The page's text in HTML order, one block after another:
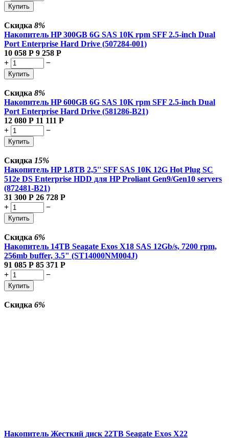
Купить
Скидка 8%
Накопитель HP 300GB 6G SAS 10K rpm SFF 2.5-inch Dual
Port Enterprise Hard Drive (507284-001)
10 058 Р 9 258 Р
+
−
Купить
Скидка 8%
Накопитель HP 600GB 6G SAS 10K rpm SFF 2.5-inch Dual
Port Enterprise Hard Drive (581286-B21)
12 080 Р 11 111 Р
+
−
Купить
Скидка 15%
Накопитель HP 1.8TB 2,5'' SFF SAS 10K 12G Hot Plug SC
512e DS Enterprise HDD для HP Proliant Gen9/Gen10 servers
(872481-B21)
31 300 Р 26 728 Р
+
−
Купить
Скидка 6%
Накопитель 14TB Seagate Exos X18 SAS 12Gb/s, 7200 rpm,
256mb buffer, 3.5" (ST14000NM004J)
91 085 Р 85 371 Р
+
−
Купить
Скидка 6%
Накопитель Жесткий диск 22TB Seagate Exos X22